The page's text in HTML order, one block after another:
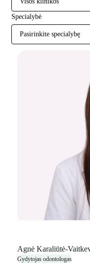
Specialybė
Pasirinkite specialybę
Agnė Karaliūtė-
Gydytojas odontologas